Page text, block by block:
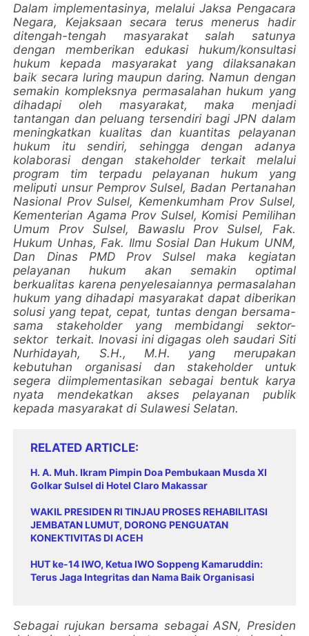
Dalam implementasinya, melalui Jaksa Pengacara
Negara, Kejaksaan secara terus menerus hadir
ditengah-tengah masyarakat salah satunya
dengan memberikan edukasi hukum/konsultasi
hukum kepada masyarakat yang dilaksanakan
baik secara luring maupun daring. Namun dengan
semakin kompleksnya permasalahan hukum yang
dihadapi oleh masyarakat, maka menjadi
tantangan dan peluang tersendiri bagi JPN dalam
meningkatkan kualitas dan kuantitas pelayanan
hukum itu sendiri, sehingga dengan adanya
kolaborasi dengan stakeholder terkait melalui
program tim terpadu pelayanan hukum yang
meliputi unsur Pemprov Sulsel, Badan Pertanahan
Nasional Prov Sulsel, Kemenkumham Prov Sulsel,
Kementerian Agama Prov Sulsel, Komisi Pemilihan
Umum Prov Sulsel, Bawaslu Prov Sulsel, Fak.
Hukum Unhas, Fak. Ilmu Sosial Dan Hukum UNM,
Dan Dinas PMD Prov Sulsel maka kegiatan
pelayanan hukum akan semakin optimal
berkualitas karena penyelesaiannya permasalahan
hukum yang dihadapi masyarakat dapat diberikan
solusi yang tepat, cepat, tuntas dengan bersama-
sama stakeholder yang membidangi sektor-
sektor terkait. Inovasi ini digagas oleh saudari Siti
Nurhidayah, S.H., M.H. yang merupakan
kebutuhan organisasi dan stakeholder untuk
segera diimplementasikan sebagai bentuk karya
nyata mendekatkan akses pelayanan publik
kepada masyarakat di Sulawesi Selatan.
RELATED ARTICLE
H. A. Muh. Ikram Pimpin Doa Pembukaan Musda XI
Golkar Sulsel di Hotel Claro Makassar
WAKIL PRESIDEN RI TINJAU PROSES REHABILITASI
JEMBATAN LUMUT, DORONG PENGUATAN
KONEKTIVITAS DI ACEH
HUT ke-14 IWO, Ketua IWO Soppeng Kamaruddin:
Terus Jaga Integritas dan Nama Baik Organisasi
Sebagai rujukan bersama sebagai ASN, Presiden